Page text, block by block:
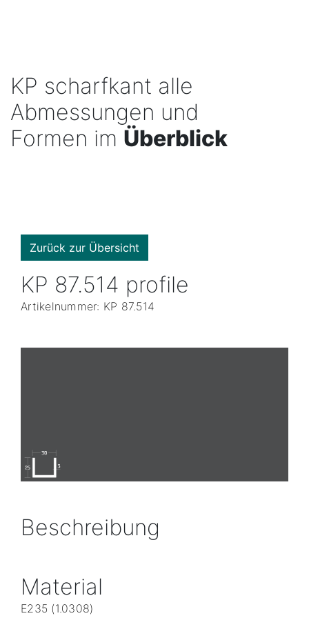
KP scharfkant alle
Abmessungen und
Formen im Überblick
Zurück zur Übersicht
KP 87.514 profile
Artikelnummer: KP 87.514
Beschreibung
Material
E235 (1.0308)